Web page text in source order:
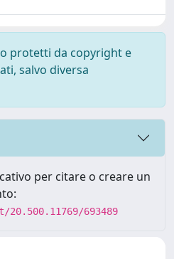
protetti da copyright e
salvo diversa
per citare o creare un
693489